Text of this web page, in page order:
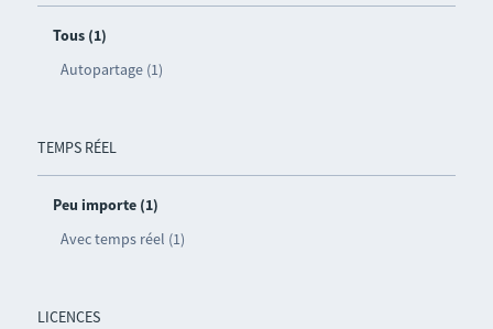
Tous (1)
Autopartage (1)
TEMPS RÉEL
Peu importe (1)
Avec temps réel (1)
LICENCES